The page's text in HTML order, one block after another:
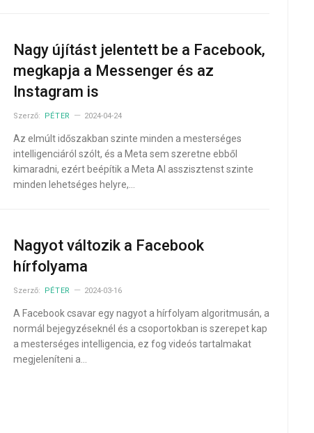
Nagy újítást jelentett be a Facebook,
megkapja a Messenger és az
Instagram is
Szerző: PÉTER 2024-04-24
Az elmúlt időszakban szinte minden a mesterséges
intelligenciáról szólt, és a Meta sem szeretne ebből
kimaradni, ezért beépítik a Meta AI asszisztenst szinte
minden lehetséges helyre,…
Nagyot változik a Facebook
hírfolyama
Szerző: PÉTER 2024-03-16
A Facebook csavar egy nagyot a hírfolyam algoritmusán, a
normál bejegyzéseknél és a csoportokban is szerepet kap
a mesterséges intelligencia, ez fog videós tartalmakat
megjeleníteni a…